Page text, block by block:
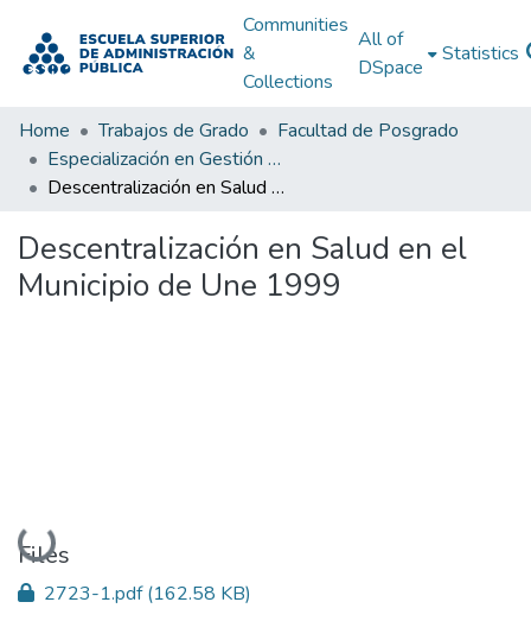
Communities
&
Collections
All of
DSpace
Statistics
Home Trabajos de Grado
Facultad de Posgrado
Especialización en Gestión Pública
Descentralización en Salud en el Municipio de Une 1999
Descentralización en Salud en el
Municipio de Une 1999
Loading...
Files
2723-1.pdf(162.58 KB)